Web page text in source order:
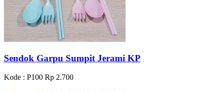
Sendok Garpu Sumpit Jerami KP
Kode : P100 Rp 2.700